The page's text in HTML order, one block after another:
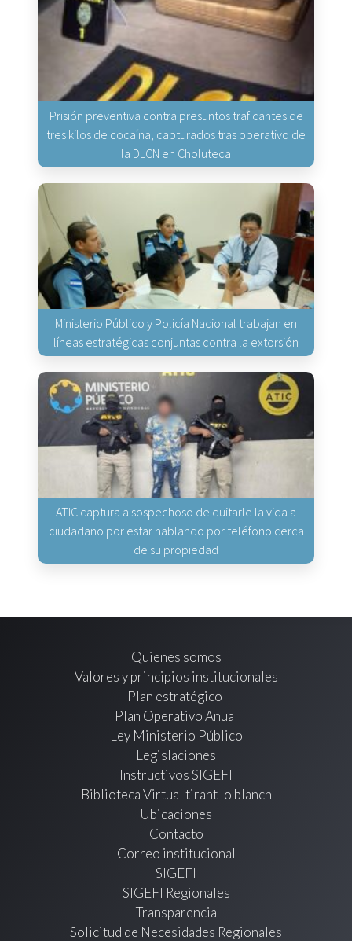
Prisión preventiva contra presuntos traficantes de
tres kilos de cocaína, capturados tras operativo de
la DLCN en Choluteca
Ministerio Público y Policía Nacional trabajan en
líneas estratégicas conjuntas contra la extorsión
ATIC captura a sospechoso de quitarle la vida a
ciudadano por estar hablando por teléfono cerca
de su propiedad
Quienes somos
Valores y principios institucionales
Plan estratégico
Plan Operativo Anual
Ley Ministerio Público
Legislaciones
Instructivos SIGEFI
Biblioteca Virtual tirant lo blanch
Ubicaciones
Contacto
Correo institucional
SIGEFI
SIGEFI Regionales
Transparencia
Solicitud de Necesidades Regionales